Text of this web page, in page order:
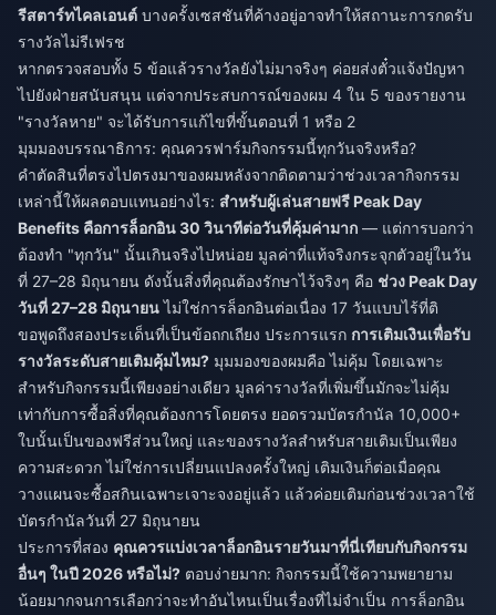
รีสตาร์ทไคลเอนต์ บางครั้งเซสชันที่ค้างอยู่อาจทำให้สถานะการกดรับ
รางวัลไม่รีเฟรช
หากตรวจสอบทั้ง 5 ข้อแล้วรางวัลยังไม่มาจริงๆ ค่อยส่งตั๋วแจ้งปัญหา
ไปยังฝ่ายสนับสนุน แต่จากประสบการณ์ของผม 4 ใน 5 ของรายงาน
"รางวัลหาย" จะได้รับการแก้ไขที่ขั้นตอนที่ 1 หรือ 2
มุมมองบรรณาธิการ: คุณควรฟาร์มกิจกรรมนี้ทุกวันจริงหรือ?
คำตัดสินที่ตรงไปตรงมาของผมหลังจากติดตามว่าช่วงเวลากิจกรรม
เหล่านี้ให้ผลตอบแทนอย่างไร: สำหรับผู้เล่นสายฟรี Peak Day
Benefits คือการล็อกอิน 30 วินาทีต่อวันที่คุ้มค่ามาก — แต่การบอกว่า
ต้องทำ "ทุกวัน" นั้นเกินจริงไปหน่อย มูลค่าที่แท้จริงกระจุกตัวอยู่ในวัน
ที่ 27–28 มิถุนายน ดังนั้นสิ่งที่คุณต้องรักษาไว้จริงๆ คือ ช่วง Peak Day
วันที่ 27–28 มิถุนายนไม่ใช่การล็อกอินต่อเนื่อง 17 วันแบบไร้ที่ติ
ขอพูดถึงสองประเด็นที่เป็นข้อถกเถียง ประการแรก การเติมเงินเพื่อรับ
รางวัลระดับสายเติมคุ้มไหม? มุมมองของผมคือ ไม่คุ้ม โดยเฉพาะ
สำหรับกิจกรรมนี้เพียงอย่างเดียว มูลค่ารางวัลที่เพิ่มขึ้นมักจะไม่คุ้ม
เท่ากับการซื้อสิ่งที่คุณต้องการโดยตรง ยอดรวมบัตรกำนัล 10,000+
ใบนั้นเป็นของฟรีส่วนใหญ่ และของรางวัลสำหรับสายเติมเป็นเพียง
ความสะดวก ไม่ใช่การเปลี่ยนแปลงครั้งใหญ่ เติมเงินก็ต่อเมื่อคุณ
วางแผนจะซื้อสกินเฉพาะเจาะจงอยู่แล้ว แล้วค่อยเติมก่อนช่วงเวลาใช้
บัตรกำนัลวันที่ 27 มิถุนายน
ประการที่สอง คุณควรแบ่งเวลาล็อกอินรายวันมาที่นี่เทียบกับกิจกรรม
อื่นๆ ในปี 2026 หรือไม่? ตอบง่ายมาก: กิจกรรมนี้ใช้ความพยายาม
น้อยมากจนการเลือกว่าจะทำอันไหนเป็นเรื่องที่ไม่จำเป็น การล็อกอิน